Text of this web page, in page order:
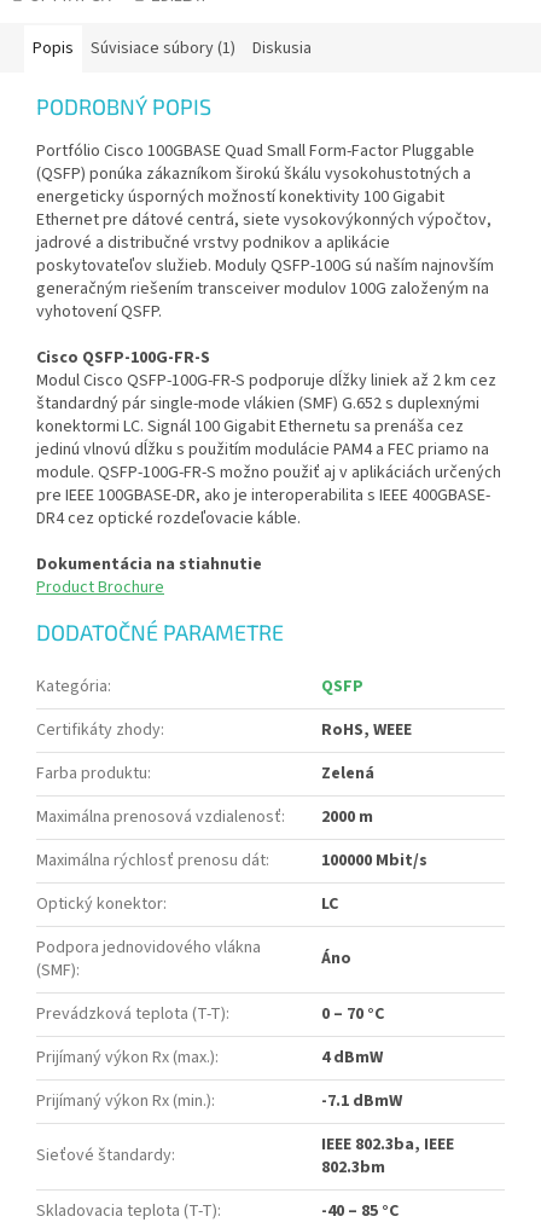
Popis Súvisiace súbory (1) Diskusia
PODROBNÝ POPIS
Portfólio Cisco 100GBASE Quad Small Form-Factor Pluggable
(QSFP) ponúka zákazníkom širokú škálu vysokohustotných a
energeticky úsporných možností konektivity 100 Gigabit
Ethernet pre dátové centrá, siete vysokovýkonných výpočtov,
jadrové a distribučné vrstvy podnikov a aplikácie
poskytovateľov služieb. Moduly QSFP-100G sú naším najnovším
generačným riešením transceiver modulov 100G založeným na
vyhotovení QSFP.
Cisco QSFP-100G-FR-S
Modul Cisco QSFP-100G-FR-S podporuje dĺžky liniek až 2 km cez
štandardný pár single-mode vlákien (SMF) G.652 s duplexnými
konektormi LC. Signál 100 Gigabit Ethernetu sa prenáša cez
jedinú vlnovú dĺžku s použitím modulácie PAM4 a FEC priamo na
module. QSFP-100G-FR-S možno použiť aj v aplikáciách určených
pre IEEE 100GBASE-DR, ako je interoperabilita s IEEE 400GBASE-
DR4 cez optické rozdeľovacie káble.
Dokumentácia na stiahnutie
Product Brochure
DODATOČNÉ PARAMETRE
Kategória:
QSFP
Certifikáty zhody:
RoHS, WEEE
Farba produktu:
Zelená
Maximálna prenosová vzdialenosť:
2000 m
Maximálna rýchlosť prenosu dát:
100000 Mbit/s
Optický konektor:
LC
Podpora jednovidového vlákna
(SMF): Áno
Prevádzková teplota (T-T):
0 – 70 °C
Prijímaný výkon Rx (max.):
4 dBmW
Prijímaný výkon Rx (min.): -7.1 dBmW
Sieťové štandardy:
IEEE 802.3ba, IEEE
802.3bm
Skladovacia teplota (T-T):
-40 – 85 °C